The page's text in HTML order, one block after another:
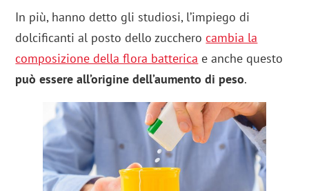
In più, hanno detto gli studiosi, l’impiego di
dolcificanti al posto dello zuccherocambia la
composizione della flora batterica e anche questo
può essere all’origine dell’aumento di peso.